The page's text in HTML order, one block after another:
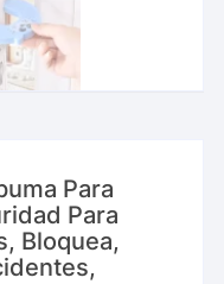
Para
Para
Bloquea,